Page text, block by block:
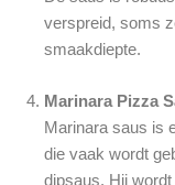
verspreid, soms
smaakdiepte.
Marinara Pizza
Marinara saus is
die vaak wordt
dipsaus. Hij